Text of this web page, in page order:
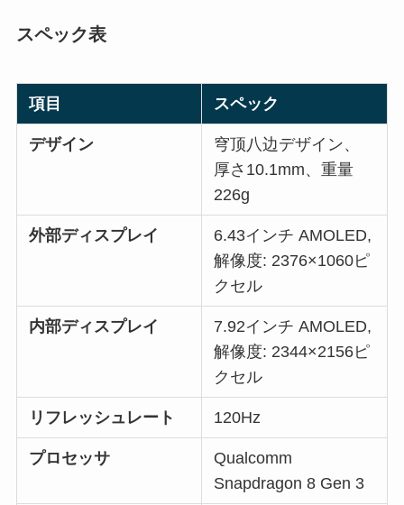
スペック表
項目 スペック
デザイン
穹顶八边デザイン、
厚さ10.1mm、重量
226g
外部ディスプレイ
6.43インチ AMOLED,
解像度: 2376×1060ピ
クセル
内部ディスプレイ
7.92インチ AMOLED,
解像度: 2344×2156ピ
クセル
リフレッシュレート 120Hz
プロセッサ
Qualcomm
Snapdragon 8 Gen 3